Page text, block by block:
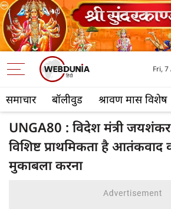
समाचार बॉलीवुड श्रावण मास विशेष
Fri,
UNGA80 : विदेश मंत्री
विशिष्ट प्राथमिकता है
मुकाबला करना